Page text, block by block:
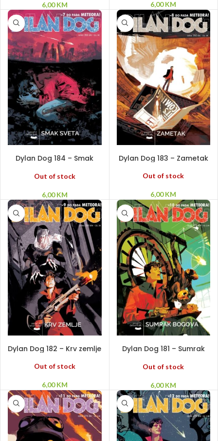
6,00KM 6,00KM
Dylan Dog 184 – Smak
Out of stock
6,00KM
Dylan Dog 183 – Zametak
Out of stock
6,00KM
Dylan Dog 182 – Krv zemlje
Out of stock
6,00KM
Dylan Dog 181 – Sumrak
bogova
Out of stock
6,00KM